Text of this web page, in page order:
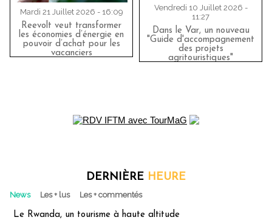
Mardi 21 Juillet 2026 - 16:09
Reevolt veut transformer
les économies d’énergie en
pouvoir d’achat pour les
vacanciers
Vendredi 10 Juillet 2026 -
11:27
Dans le Var, un nouveau
"Guide d'accompagnement
des projets
agritouristiques"
DERNIÈRE HEURE
News Les + lus Les + commentés
Le Rwanda, un tourisme à haute altitude